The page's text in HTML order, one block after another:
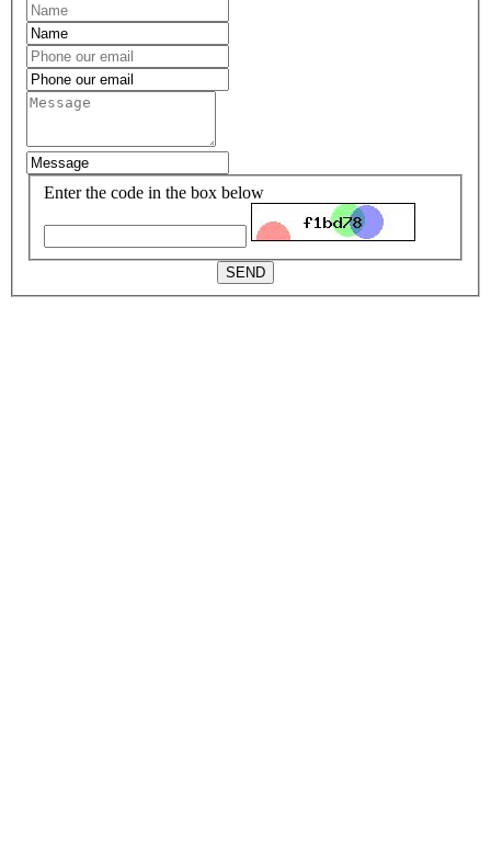
Enter the code in the box below
SEND